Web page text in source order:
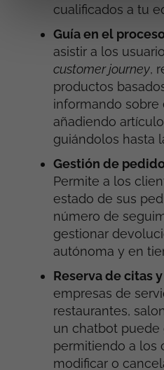
cualificados a tu
Guía en el
asistir a los
customer journey,
productos
informando sobre
añadiendo
guiándolos hasta
Gestión de
Permite a los
estado de sus
número de
gestionar
autónoma y en
Reserva de citas
empresas de
restaurantes,
un chatbot puede
permitiendo a los
modificar o